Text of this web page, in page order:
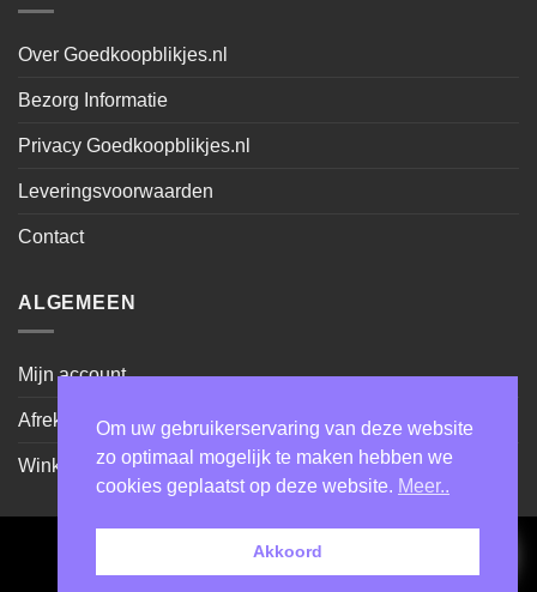
Over Goedkoopblikjes.nl
Bezorg Informatie
Privacy Goedkoopblikjes.nl
Leveringsvoorwaarden
Contact
ALGEMEEN
Mijn account
Afrekenen
Winkel
Cash
IDeal
Om uw gebruikerservaring van deze website
zo optimaal mogelijk te maken hebben we
cookies geplaatst op deze website. Meer..
Akkoord